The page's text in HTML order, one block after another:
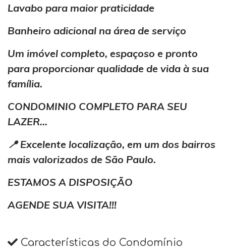
Lavabo para maior praticidade
Banheiro adicional na área de serviço
Um imóvel completo, espaçoso e pronto
para proporcionar qualidade de vida à sua
família.
CONDOMINIO COMPLETO PARA SEU
LAZER...
📍 Excelente localização, em um dos bairros
mais valorizados de São Paulo.
ESTAMOS A DISPOSIÇÃO
AGENDE SUA VISITA!!!
Características do Condomínio